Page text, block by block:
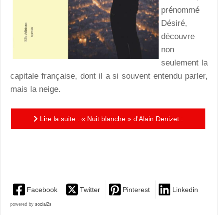
prénommé
Désiré,
découvre
non
seulement la
capitale française, dont il a si souvent entendu parler,
mais la neige.
Lire la suite : « Nuit blanche » d'Alain Denizet :
Facebook Twitter Pinterest Linkedin
powered by social2s